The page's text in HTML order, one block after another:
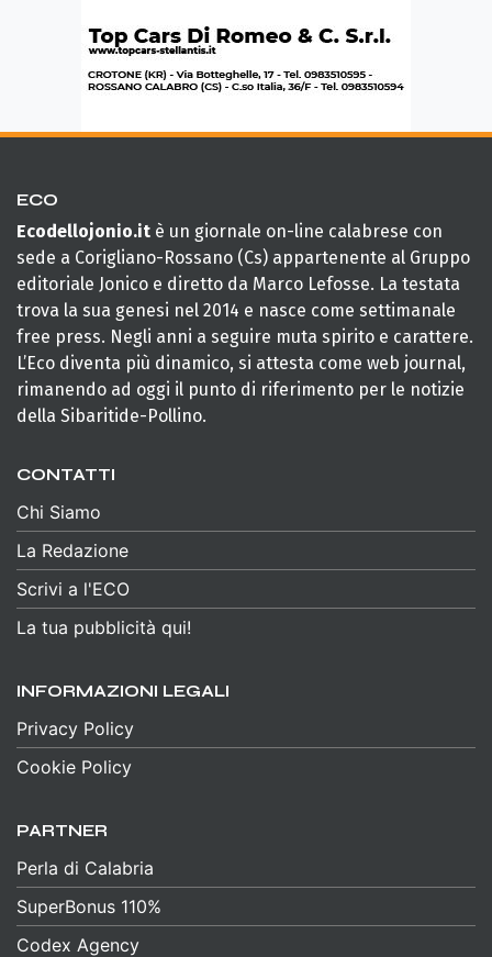
ECO
Ecodellojonio.it è un giornale on-line calabrese con
sede a Corigliano-Rossano (Cs) appartenente al Gruppo
editoriale Jonico e diretto da Marco Lefosse. La testata
trova la sua genesi nel 2014 e nasce come settimanale
free press. Negli anni a seguire muta spirito e carattere.
L’Eco diventa più dinamico, si attesta come web journal,
rimanendo ad oggi il punto di riferimento per le notizie
della Sibaritide-Pollino.
CONTATTI
Chi Siamo
La Redazione
Scrivi a l'ECO
La tua pubblicità qui!
INFORMAZIONI LEGALI
Privacy Policy
Cookie Policy
PARTNER
Perla di Calabria
SuperBonus 110%
Codex Agency